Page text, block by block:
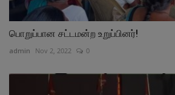
பொறுப்பான சட்டமன்ற உறுப்பினர்!
admin Nov 2, 2022 0